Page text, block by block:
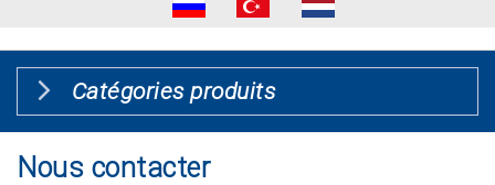
Catégories produits
Nous contacter